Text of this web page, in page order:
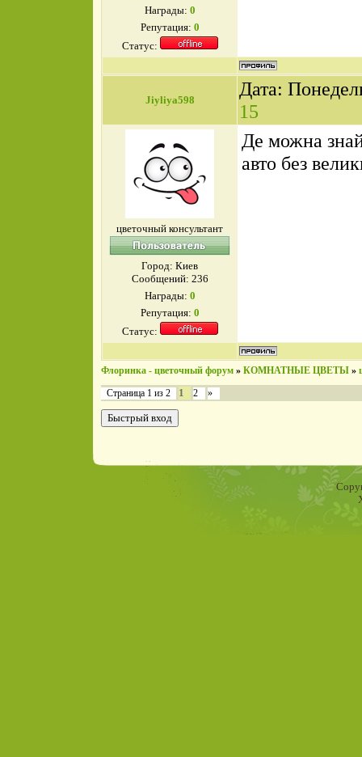
Награды: 0
Репутация: 0
Статус:
Jiyliya598
Дата:
15
цветочный консультант
Город: Киев
Сообщений: 236
Награды: 0
Репутация: 0
Статус:
Де можна
авто без
Флоринка - цветочный форум » КОМНАТНЫЕ ЦВЕТЫ »
Страница 1 из 2 1 2 »